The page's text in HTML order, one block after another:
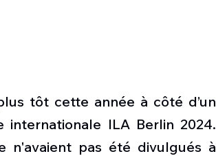
tôt cette année à côté d’un
internationale ILA Berlin 2024.
n'avaient pas été divulgués à